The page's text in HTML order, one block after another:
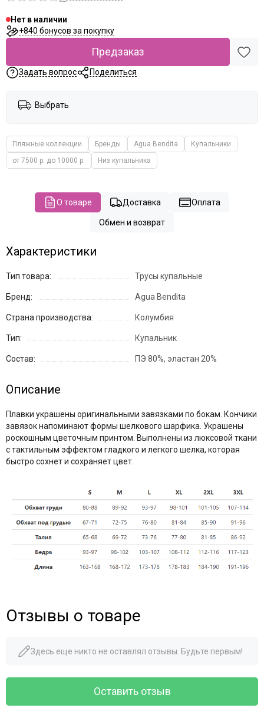
Нет в наличии
+840 бонусов за покупку
Предзаказ
Задать вопрос Поделиться
Выбрать
Пляжные коллекции Бренды Agua Bendita
Купальники
от 7500 р. до 10000 р.
Низ купальника
О товаре Доставка Оплата
Обмен и возврат
Характеристики
Тип товара: Трусы купальные
Бренд: Agua Bendita
Страна производства: Колумбия
Тип: Купальник
Состав: ПЭ 80%, эластан 20%
Описание
Плавки украшены оригинальными завязками по бокам. Кончики
завязок напоминают формы шелкового шарфика. Украшены
роскошным цветочным принтом. Выполнены из люксовой ткани
с тактильным эффектом гладкого и легкого шелка, которая
быстро сохнет и сохраняет цвет.
Отзывы о товаре
Здесь еще никто не оставлял отзывы. Будьте первым!
Оставить отзыв